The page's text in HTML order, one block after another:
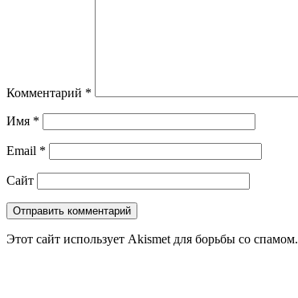
Комментарий *
Имя *
Email *
Сайт
Этот сайт использует Akismet для борьбы со спамом.